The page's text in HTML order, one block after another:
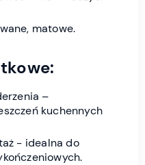
matowe.
–
kuchennych
- idealna do